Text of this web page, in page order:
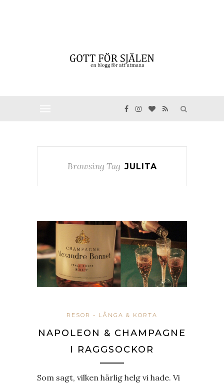
Browsing Tag JULITA
RESOR - LÅNGA & KORTA
NAPOLEON & CHAMPAGNE
I RAGGSOCKOR
Som sagt, vilken härlig helg vi hade. Vi